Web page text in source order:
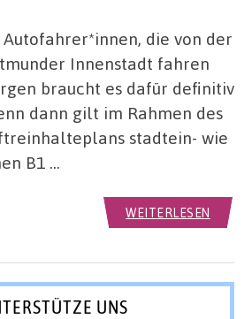
die von der
Innenstadt fahren
braucht es dafür definitiv
dann gilt im Rahmen des
stadtein- wie
B1 …
WEITERLESEN
UNS